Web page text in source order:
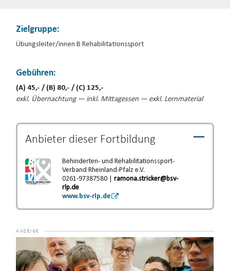
Zielgruppe:
Übungsleiter/innen B Rehabilitationssport
Gebühren:
(A) 45,- / (B) 80,- / (C) 125,-
exkl. Übernachtung — inkl. Mittagessen — exkl. Lernmaterial
Anbieter dieser Fortbildung
Behinderten- und Rehabilitationssport-
Verband Rheinland-Pfalz e.V.
0261-97387580 | ramona.stricker@bsv-
rlp.de
www.bsv-rlp.de
Player